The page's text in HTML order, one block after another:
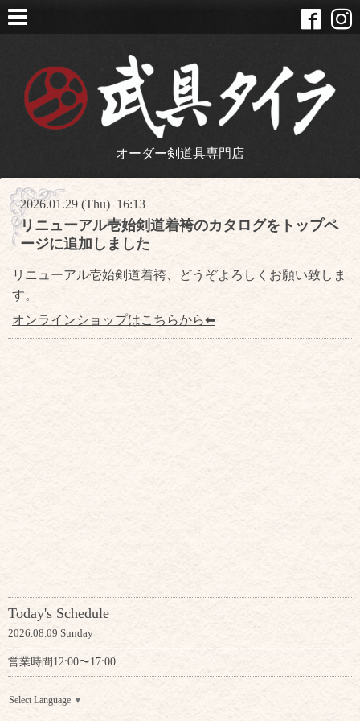
オーダー剣道具専門店
2026.01.29 (Thu) 16:13
リニューアル壱始剣道着袴のカタログをトップペ
ージに追加しました
リニューアル壱始剣道着袴、どうぞよろしくお願い致しま
す。
オンラインショップはこちらから⬅︎
Today's Schedule
2026.08.09 Sunday
営業時間12:00〜17:00
Select Language ▼